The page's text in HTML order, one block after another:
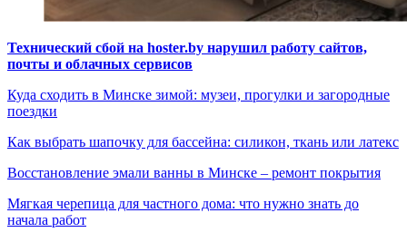
Технический сбой на hoster.by нарушил работу сайтов,
почты и облачных сервисов
Куда сходить в Минске зимой: музеи, прогулки и загородные
поездки
Как выбрать шапочку для бассейна: силикон, ткань или латекс
Восстановление эмали ванны в Минске – ремонт покрытия
Мягкая черепица для частного дома: что нужно знать до
начала работ